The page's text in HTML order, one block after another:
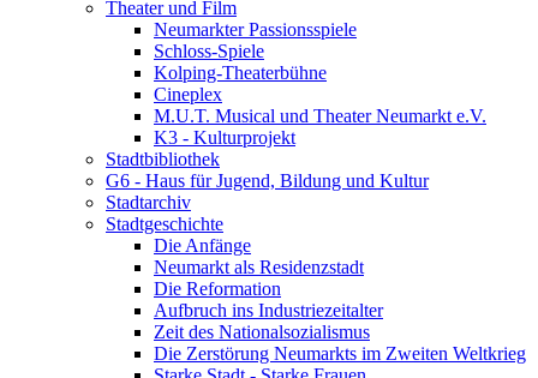
Theater und Film
Neumarkter Passionsspiele
Schloss-Spiele
Kolping-Theaterbühne
Cineplex
M.U.T. Musical und Theater Neumarkt e.V.
K3 - Kulturprojekt
Stadtbibliothek
G6 - Haus für Jugend, Bildung und Kultur
Stadtarchiv
Stadtgeschichte
Die Anfänge
Neumarkt als Residenzstadt
Die Reformation
Aufbruch ins Industriezeitalter
Zeit des Nationalsozialismus
Die Zerstörung Neumarkts im Zweiten Weltkrieg